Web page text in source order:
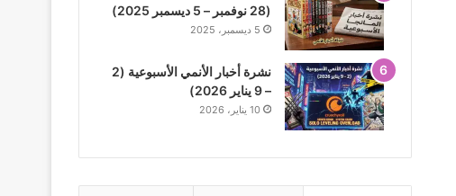
(28 نوفمبر – 5 ديسمبر 2025)
5 ديسمبر، 2025
نشرة أخبار الأنمي الأسبوعية (2
– 9 يناير 2026)
10 يناير، 2026